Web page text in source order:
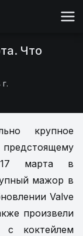
Что
крупное
17 марта в
мажор в
Valve
произвели
с коктейлем